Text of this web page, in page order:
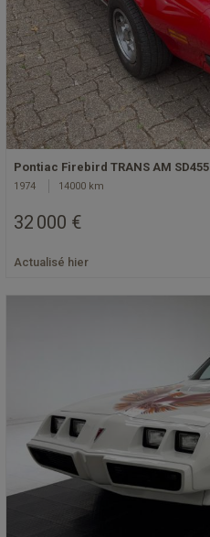
Pontiac Firebird TRANS AM SD455
1974 14000 km
32 000 €
Actualisé hier